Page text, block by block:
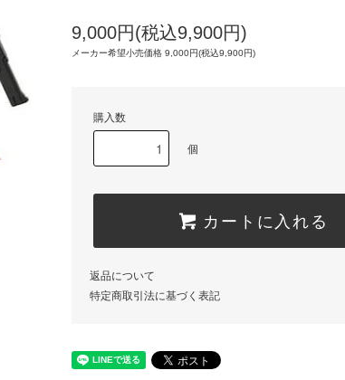
9,000円(税込9,900円)
メーカー希望小売価格 9,000円(税込9,900円)
購入数
個
カートに入れる
返品について
特定商取引法に基づく表記